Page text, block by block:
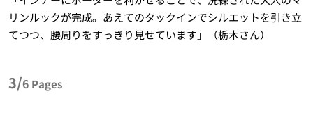
リンルックが完成。あえてのタックインでシルエットを引き立
てつつ、腰周りをすっきり見せています」（栃木さん）
3/6 Pages